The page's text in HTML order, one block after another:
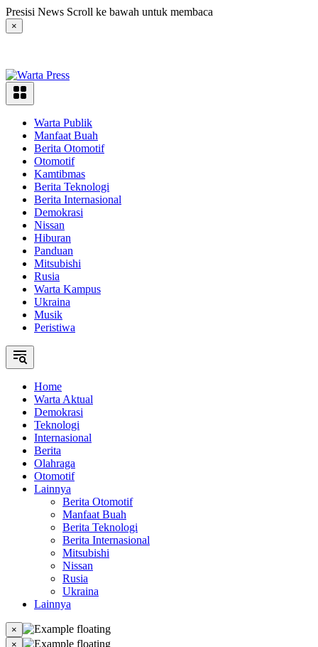
Langsung
ke
konten
Presisi News Scroll ke bawah untuk membaca
×
Warta Publik
Manfaat Buah
Berita Otomotif
Otomotif
Kamtibmas
Berita Teknologi
Berita Internasional
Demokrasi
Nissan
Hiburan
Panduan
Mitsubishi
Rusia
Warta Kampus
Ukraina
Musik
Peristiwa
Home
Warta Aktual
Demokrasi
Teknologi
Internasional
Berita
Olahraga
Otomotif
Lainnya
Berita Otomotif
Manfaat Buah
Berita Teknologi
Berita Internasional
Mitsubishi
Nissan
Rusia
Ukraina
Lainnya
×
×